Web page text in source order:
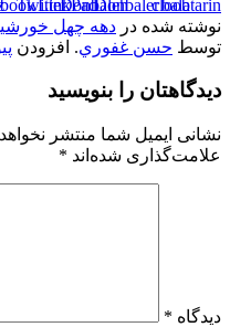
نوشته شده در دهه چهل
توسط حسن غفوري. افزودن
دیدگاهتان را بنویسید
نشانی ایمیل شما منتشر
علامت‌گذاری شده‌اند *
دیدگاه *